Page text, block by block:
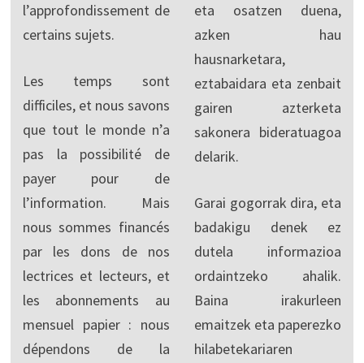
l’approfondissement de
certains sujets.
Les temps sont
difficiles, et nous savons
que tout le monde n’a
pas la possibilité de
payer pour de
l’information. Mais
nous sommes financés
par les dons de nos
lectrices et lecteurs, et
les abonnements au
mensuel papier : nous
dépendons de la
eta osatzen duena,
azken hau
hausnarketara,
eztabaidara eta zenbait
gairen azterketa
sakonera bideratuagoa
delarik.
Garai gogorrak dira, eta
badakigu denek ez
dutela informazioa
ordaintzeko ahalik.
Baina irakurleen
emaitzek eta paperezko
hilabetekariaren